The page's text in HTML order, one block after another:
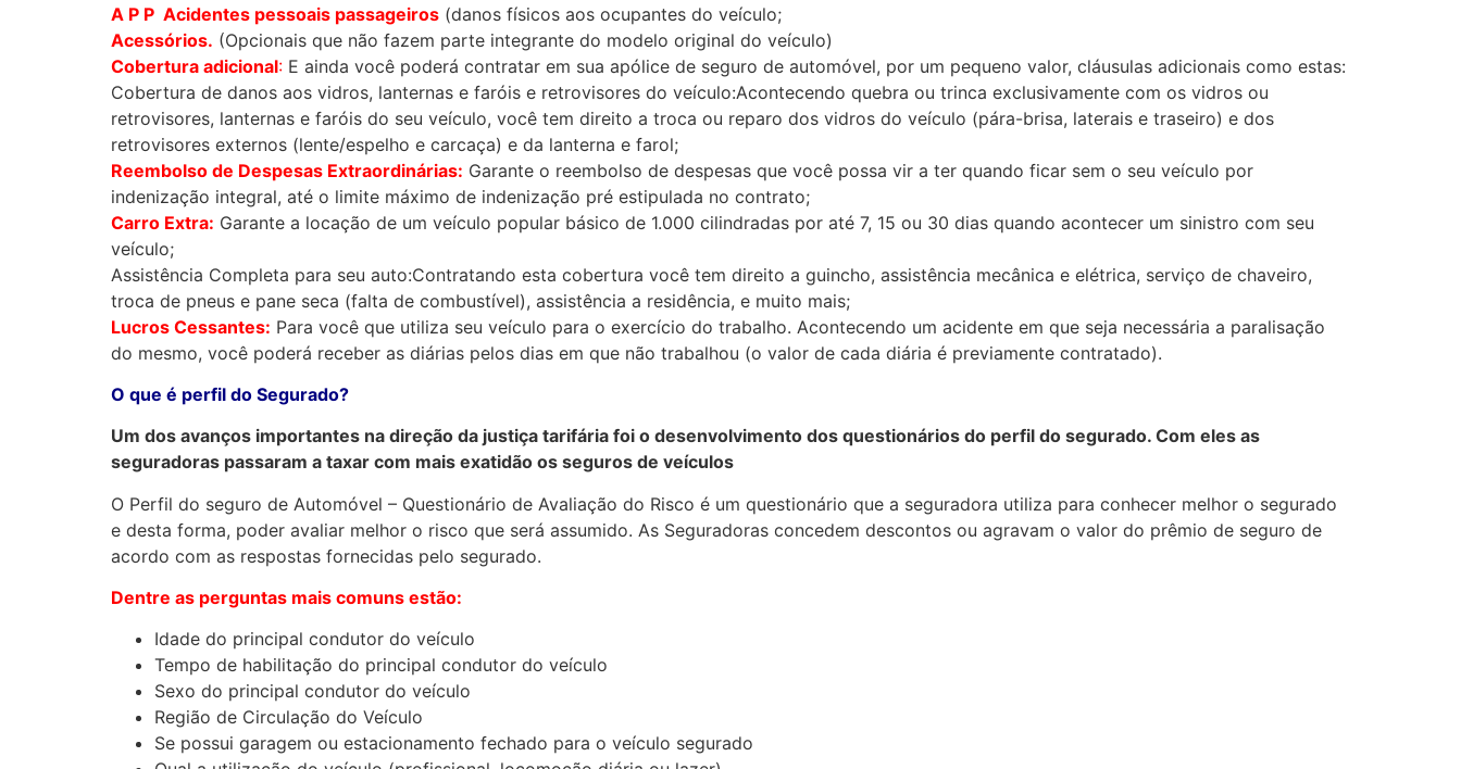
A P P Acidentes pessoais passageiros (danos físicos aos ocupantes do veículo;
Acessórios. (Opcionais que não fazem parte integrante do modelo original do veículo)
Cobertura adicional: E ainda você poderá contratar em sua apólice de seguro de automóvel, por um pequeno valor, cláusulas adicionais como estas:
Cobertura de danos aos vidros, lanternas e faróis e retrovisores do veículo:Acontecendo quebra ou trinca exclusivamente com os vidros ou
retrovisores, lanternas e faróis do seu veículo, você tem direito a troca ou reparo dos vidros do veículo (pára-brisa, laterais e traseiro) e dos
retrovisores externos (lente/espelho e carcaça) e da lanterna e farol;
Reembolso de Despesas Extraordinárias: Garante o reembolso de despesas que você possa vir a ter quando ficar sem o seu veículo por
indenização integral, até o limite máximo de indenização pré estipulada no contrato;
Carro Extra: Garante a locação de um veículo popular básico de 1.000 cilindradas por até 7, 15 ou 30 dias quando acontecer um sinistro com seu
veículo;
Assistência Completa para seu auto:Contratando esta cobertura você tem direito a guincho, assistência mecânica e elétrica, serviço de chaveiro,
troca de pneus e pane seca (falta de combustível), assistência a residência, e muito mais;
Lucros Cessantes: Para você que utiliza seu veículo para o exercício do trabalho. Acontecendo um acidente em que seja necessária a paralisação
do mesmo, você poderá receber as diárias pelos dias em que não trabalhou (o valor de cada diária é previamente contratado).
O que é perfil do Segurado?
Um dos avanços importantes na direção da justiça tarifária foi o desenvolvimento dos questionários do perfil do segurado. Com eles as
seguradoras passaram a taxar com mais exatidão os seguros de veículos
O Perfil do seguro de Automóvel – Questionário de Avaliação do Risco é um questionário que a seguradora utiliza para conhecer melhor o segurado
e desta forma, poder avaliar melhor o risco que será assumido. As Seguradoras concedem descontos ou agravam o valor do prêmio de seguro de
acordo com as respostas fornecidas pelo segurado.
Dentre as perguntas mais comuns estão:
Idade do principal condutor do veículo
Tempo de habilitação do principal condutor do veículo
Sexo do principal condutor do veículo
Região de Circulação do Veículo
Se possui garagem ou estacionamento fechado para o veículo segurado